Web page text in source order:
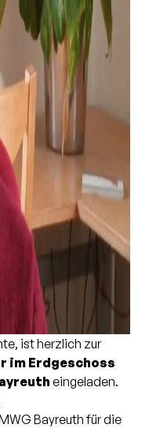
ist herzlich zur
im Erdgeschoss
eingeladen.
Bayreuth für die